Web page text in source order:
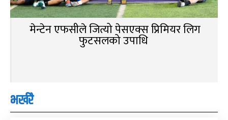
मेन्टेन एफसीले जित्यो पेसएक्स प्रिमियर लिग
फुटसलको उपाधि
भर्खरै